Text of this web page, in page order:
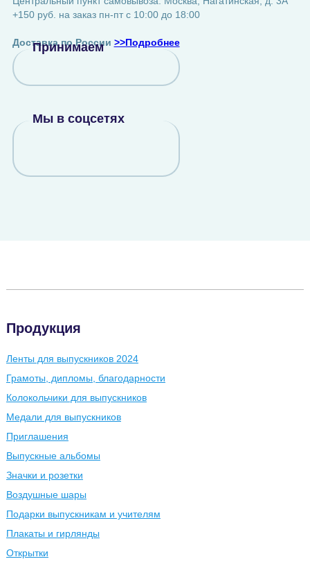
+150 руб. на заказ пн-пт с 10:00 до 18:00
Доставка по России >>Подробнее
Принимаем
Мы в соцсетях
Продукция
Ленты для выпускников 2024
Грамоты, дипломы, благодарности
Колокольчики для выпускников
Медали для выпускников
Приглашения
Выпускные альбомы
Значки и розетки
Воздушные шары
Подарки выпускникам и учителям
Плакаты и гирлянды
Открытки